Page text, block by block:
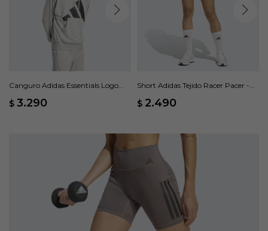
Canguro Adidas Essentials Logo
$ 3.290
Short Adidas Tejido Racer Pacer -
$ 2.490